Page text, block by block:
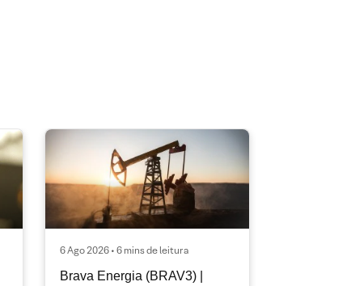
6 Ago 2026 • 6 mins de leitura
Brava Energia (BRAV3) |